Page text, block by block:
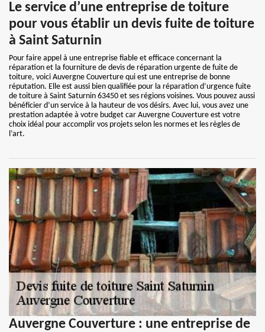
Le service d’une entreprise de toiture
pour vous établir un devis fuite de toiture
à Saint Saturnin
Pour faire appel à une entreprise fiable et efficace concernant la
réparation et la fourniture de devis de réparation urgente de fuite de
toiture, voici Auvergne Couverture qui est une entreprise de bonne
réputation. Elle est aussi bien qualifiée pour la réparation d’urgence fuite
de toiture à Saint Saturnin 63450 et ses régions voisines. Vous pouvez aussi
bénéficier d’un service à la hauteur de vos désirs. Avec lui, vous avez une
prestation adaptée à votre budget car Auvergne Couverture est votre
choix idéal pour accomplir vos projets selon les normes et les règles de
l’art.
Auvergne Couverture : une entreprise de